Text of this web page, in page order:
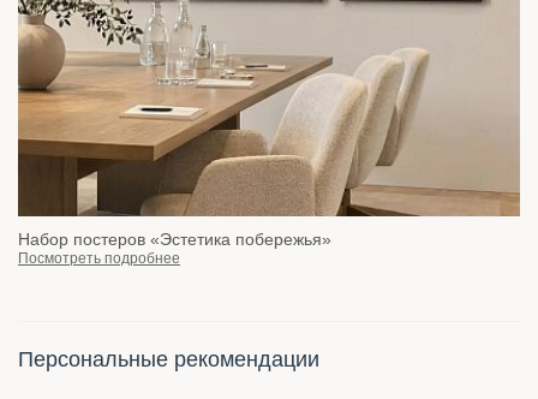
Набор постеров «Эстетика побережья»
Посмотреть подробнее
Персональные рекомендации